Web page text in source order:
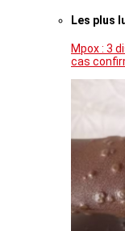
Les plus
Mpox : 3
cas